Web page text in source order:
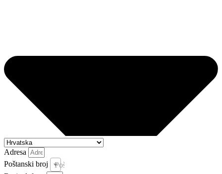
Adresa
Poštanski broj
Poštanski broj i pošta *